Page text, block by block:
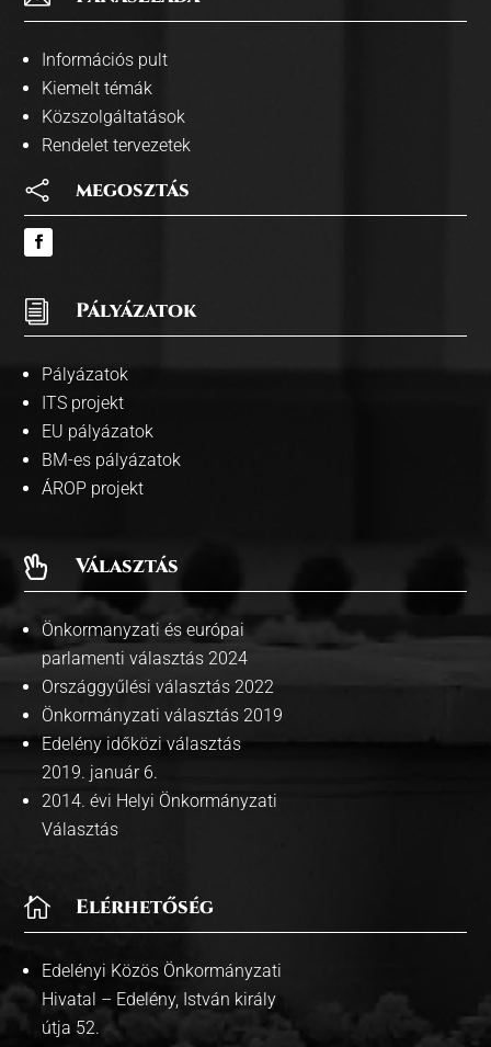
Információs pult
Kiemelt témák
Közszolgáltatások
Rendelet tervezetek
 megosztás
i Pályázatok
Pályázatok
ITS projekt
EU pályázatok
BM-es pályázatok
ÁROP projekt
 Választás
Önkormanyzati és európai
parlamenti választás 2024
Országgyűlési választás 2022
Önkormányzati választás 2019
Edelény időközi választás
2019. január 6.
2014. évi Helyi Önkormányzati
Választás
 Elérhetőség
Edelényi Közös Önkormányzati
Hivatal – Edelény, István király
útja 52.